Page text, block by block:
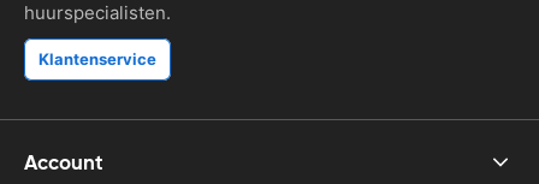
huurspecialisten.
Klantenservice
Account